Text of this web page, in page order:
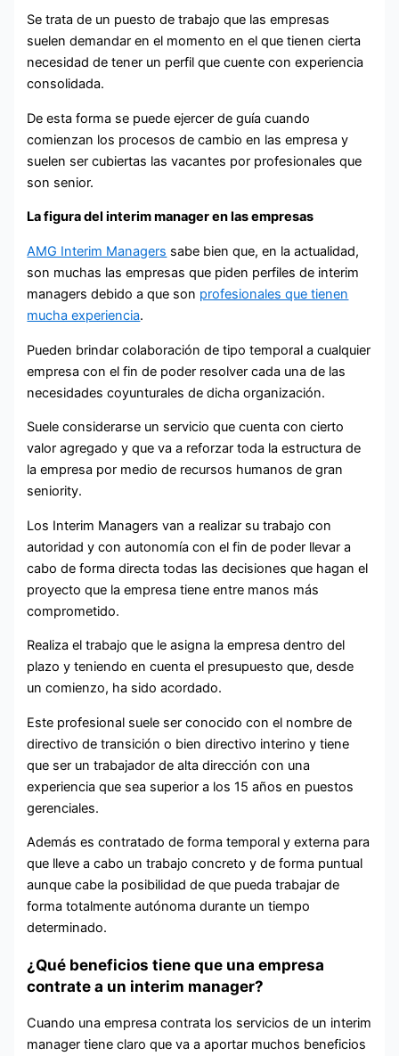
Se trata de un puesto de trabajo que las empresas
suelen demandar en el momento en el que tienen cierta
necesidad de tener un perfil que cuente con experiencia
consolidada.
De esta forma se puede ejercer de guía cuando
comienzan los procesos de cambio en las empresa y
suelen ser cubiertas las vacantes por profesionales que
son senior.
La figura del interim manager en las empresas
AMG Interim Managers sabe bien que, en la actualidad,
son muchas las empresas que piden perfiles de interim
managers debido a que son profesionales que tienen
mucha experiencia.
Pueden brindar colaboración de tipo temporal a cualquier
empresa con el fin de poder resolver cada una de las
necesidades coyunturales de dicha organización.
Suele considerarse un servicio que cuenta con cierto
valor agregado y que va a reforzar toda la estructura de
la empresa por medio de recursos humanos de gran
seniority.
Los Interim Managers van a realizar su trabajo con
autoridad y con autonomía con el fin de poder llevar a
cabo de forma directa todas las decisiones que hagan el
proyecto que la empresa tiene entre manos más
comprometido.
Realiza el trabajo que le asigna la empresa dentro del
plazo y teniendo en cuenta el presupuesto que, desde
un comienzo, ha sido acordado.
Este profesional suele ser conocido con el nombre de
directivo de transición o bien directivo interino y tiene
que ser un trabajador de alta dirección con una
experiencia que sea superior a los 15 años en puestos
gerenciales.
Además es contratado de forma temporal y externa para
que lleve a cabo un trabajo concreto y de forma puntual
aunque cabe la posibilidad de que pueda trabajar de
forma totalmente autónoma durante un tiempo
determinado.
¿Qué beneficios tiene que una empresa
contrate a un interim manager?
Cuando una empresa contrata los servicios de un interim
manager tiene claro que va a aportar muchos beneficios